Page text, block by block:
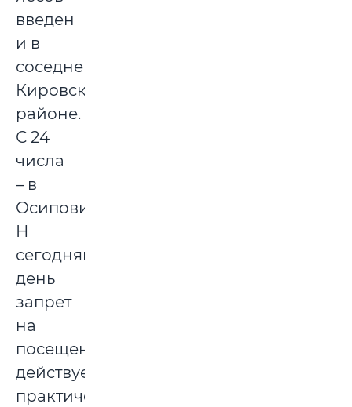
введен
и в
соседнем
Кировском
районе.
С 24
числа
– в
Осиповичском.
Н
сегодняшний
день
запрет
на
посещение
действует
практически